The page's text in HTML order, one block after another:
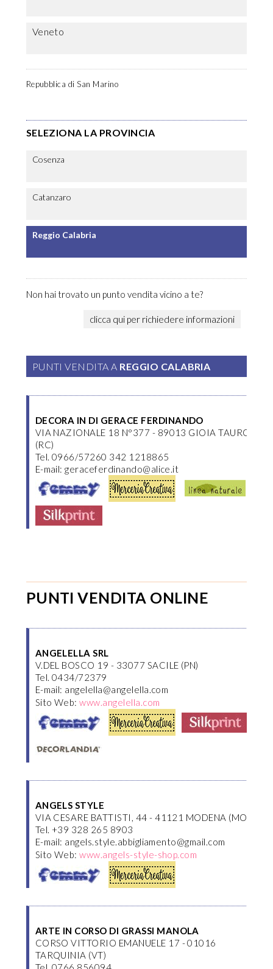
Veneto
Repubblica di San Marino
SELEZIONA LA PROVINCIA
Cosenza
Catanzaro
Reggio Calabria
Non hai trovato un punto vendita vicino a te?
clicca qui per richiedere informazioni
PUNTI VENDITA A REGGIO CALABRIA
DECORA IN DI GERACE FERDINANDO
VIA NAZIONALE 18 N°377 - 89013 GIOIA TAURO
(RC)
Tel. 0966/57260 342 1218865
E-mail: geraceferdinando@alice.it
PUNTI VENDITA ONLINE
ANGELELLA SRL
V.DEL BOSCO 19 - 33077 SACILE (PN)
Tel. 0434/72379
E-mail: angelella@angelella.com
Sito Web:www.angelella.com
ANGELS STYLE
VIA CESARE BATTISTI, 44 - 41121 MODENA (MO)
Tel. +39 328 265 8903
E-mail: angels.style.abbigliamento@gmail.com
Sito Web:www.angels-style-shop.com
ARTE IN CORSO DI GRASSI MANOLA
CORSO VITTORIO EMANUELE 17 - 01016
TARQUINIA (VT)